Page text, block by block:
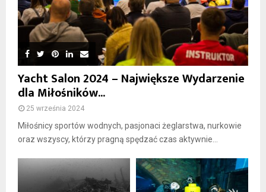
Yacht Salon 2024 – Największe Wydarzenie
dla Miłośników...
25 września 2024
Miłośnicy sportów wodnych, pasjonaci żeglarstwa, nurkowie
oraz wszyscy, którzy pragną spędzać czas aktywnie...